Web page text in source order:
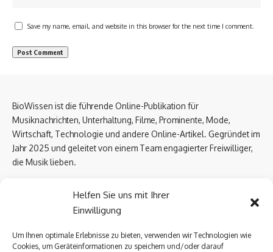
Helfen Sie uns mit Ihrer
Einwilligung
Um Ihnen optimale Erlebnisse zu bieten, verwenden wir Technologien wie
Cookies, um Geräteinformationen zu speichern und/oder darauf
Save my name, email, and website in this browser for the next time I comment.
BioWissen ist die führende Online-Publikation für
Musiknachrichten, Unterhaltung, Filme, Prominente, Mode,
Wirtschaft, Technologie und andere Online-Artikel. Gegründet im
Jahr 2025 und geleitet von einem Team engagierter Freiwilliger,
die Musik lieben.
Über uns